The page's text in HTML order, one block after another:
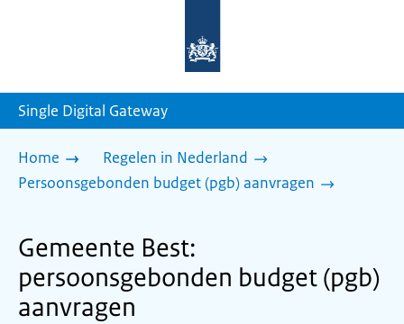
homepage
Single Digital Gateway
Home
Regelen in Nederland
Persoonsgebonden budget (pgb) aanvragen
Gemeente Best:
persoonsgebonden budget (pgb)
aanvragen